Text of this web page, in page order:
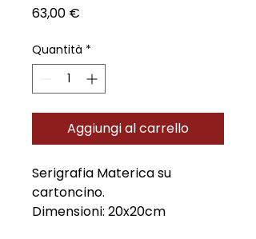
63,00 €
Quantità *
Aggiungi al carrello
Serigrafia Materica su
cartoncino.
Dimensioni: 20x20cm